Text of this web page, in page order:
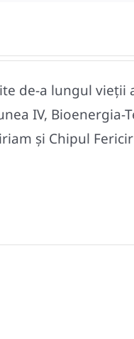
de-a lungul vieții
IV, Bioenergia-
și Chipul